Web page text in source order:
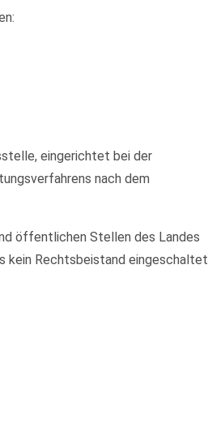
eingerichtet bei der
nach dem
öffentlichen Stellen des Landes
kein Rechtsbeistand eingeschaltet